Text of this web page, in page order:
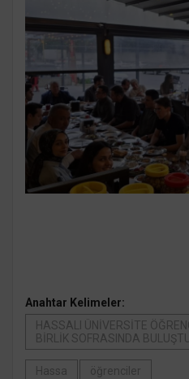
Anahtar Kelimeler:
HASSALI ÜNİVERSİTE
BİRLİK SOFRASINDA BULUŞTU
Hassa öğrenciler